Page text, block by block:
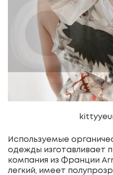
Используемые
одежды изготавливает
компания из Франции
легкий, имеет